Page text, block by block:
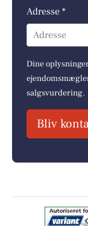
Adresse *
Adresse
Dine
salgsvurdering.
Bliv